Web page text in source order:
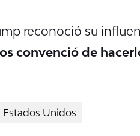
reconoció su
convenció de
Estados Unidos